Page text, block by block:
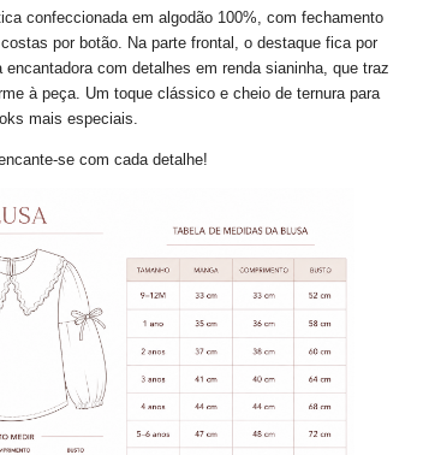
confeccionada em algodão 100%, com fechamento
por botão. Na parte frontal, o destaque fica por
encantadora com detalhes em renda sianinha, que traz
à peça. Um toque clássico e cheio de ternura para
mais especiais.
se com cada detalhe!